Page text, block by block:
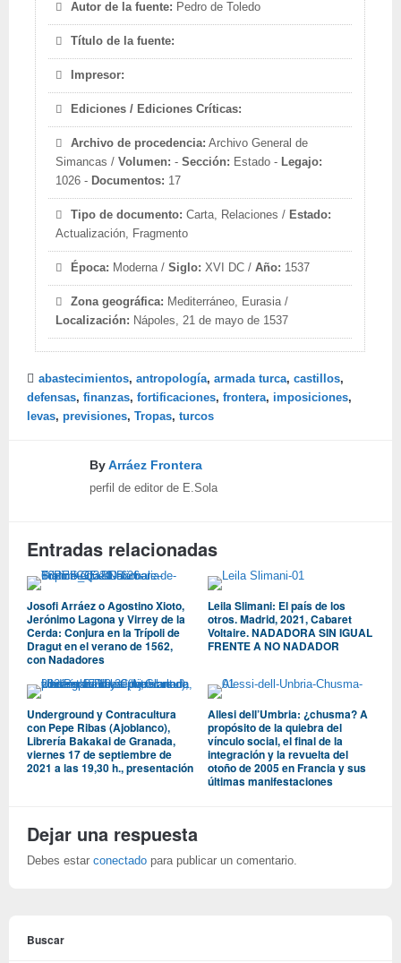
Autor de la fuente: Pedro de Toledo
Título de la fuente:
Impresor:
Ediciones / Ediciones Críticas:
Archivo de procedencia: Archivo General de
Simancas /Volumen: -Sección: Estado - Legajo:
1026 - Documentos: 17
Tipo de documento: Carta, Relaciones / Estado:
Actualización, Fragmento
Época: Moderna /Siglo: XVI DC /Año: 1537
Zona geográfica: Mediterráneo, Eurasia /
Localización: Nápoles, 21 de mayo de 1537
abastecimientos, antropología, armada turca, castillos,
defensas, finanzas, fortificaciones, frontera, imposiciones,
levas, previsiones, Tropas, turcos
ByArráez Frontera
perfil de editor de E.Sola
Entradas relacionadas
Josofi Arráez o Agostino Xioto,
Jerónimo Lagona y Virrey de la
Cerda: Conjura en la Trípoli de
Dragut en el verano de 1562,
con Nadadores
Leila Slimani: El país de los
otros. Madrid, 2021, Cabaret
Voltaire. NADADORA SIN IGUAL
FRENTE A NO NADADOR
Underground y Contracultura
con Pepe Ribas (Ajoblanco),
Librería Bakakai de Granada,
viernes 17 de septiembre de
2021 a las 19,30 h., presentación
Allesi dell’Umbria: ¿chusma? A
propósito de la quiebra del
vínculo social, el final de la
integración y la revuelta del
otoño de 2005 en Francia y sus
últimas manifestaciones
Dejar una respuesta
Debes estar conectado para publicar un comentario.
Buscar